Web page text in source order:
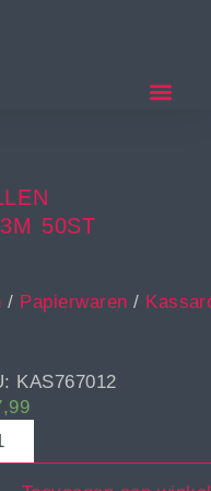
50ST
/ Papierwaren /
KAS767012